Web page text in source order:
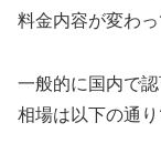
料金内容が変わっ
一般的に国内で
相場は以下の通り